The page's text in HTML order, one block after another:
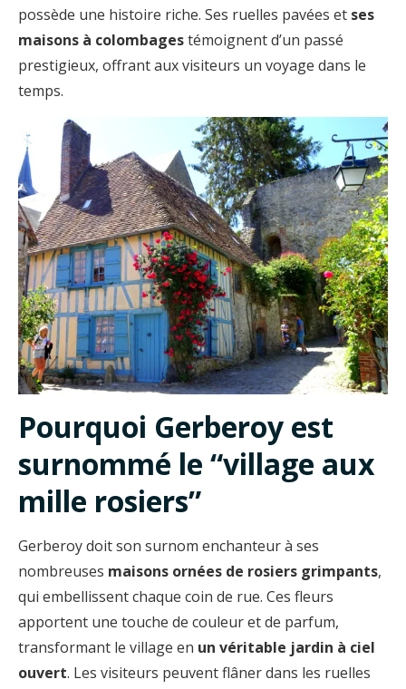
possède une histoire riche. Ses ruelles pavées et ses
maisons à colombagestémoignent d’un passé
prestigieux, offrant aux visiteurs un voyage dans le
temps.
Pourquoi Gerberoy est
surnommé le “village aux
mille rosiers”
Gerberoy doit son surnom enchanteur à ses
nombreuses maisons ornées de rosiers grimpants,
qui embellissent chaque coin de rue. Ces fleurs
apportent une touche de couleur et de parfum,
transformant le village en un véritable jardin à ciel
ouvert. Les visiteurs peuvent flâner dans les ruelles